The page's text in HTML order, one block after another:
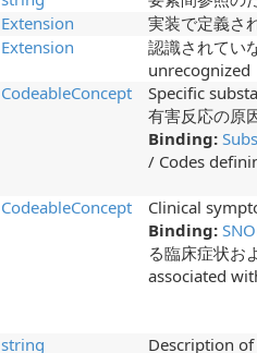
Extension
実装で定義さ
Extension
認識されてい
unrecognized
CodeableConcept
Specific
有害反応の原
Binding:
/ Codes
CodeableConcept
Clinical
Binding:
る臨床症状
associated
string Description of